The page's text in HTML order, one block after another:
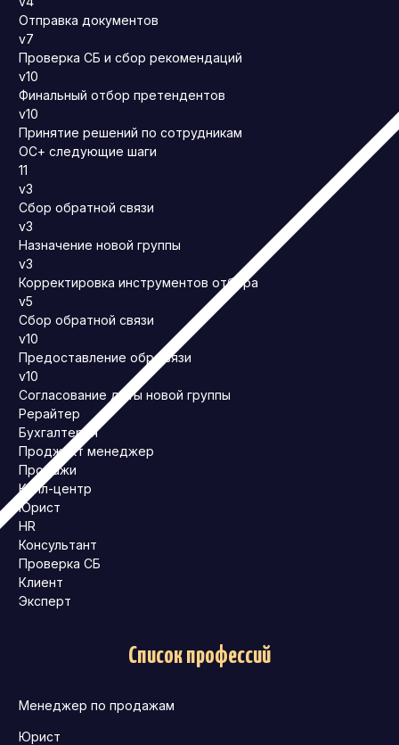
Отправка документов
v7
Проверка СБ и сбор рекомендаций
v10
Финальный отбор претендентов
v10
Принятие решений по сотрудникам
ОС+ следующие шаги
11
v3
Сбор обратной связи
v3
Назначение новой группы
v3
Корректировка инструментов отбора
v5
Сбор обратной связи
v10
Предоставление обр.связи
v10
Согласование даты новой группы
Рерайтер
Бухгалтерия
Проджект менеджер
Продажи
Колл-центр
Юрист
HR
Консультант
Проверка СБ
Клиент
Эксперт
Список профессий
Менеджер по продажам
Юрист